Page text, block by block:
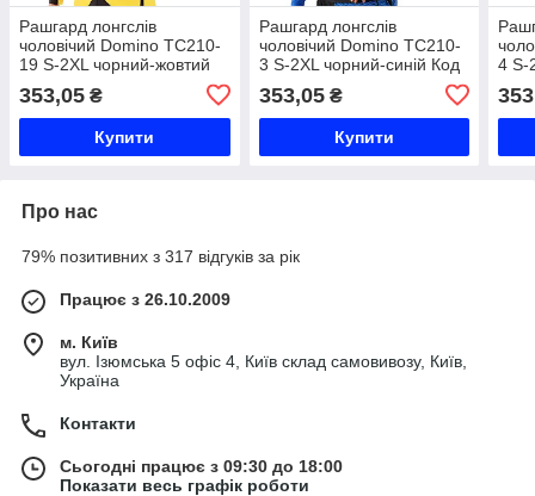
Рашгард лонгслів
чоловічий Domino TC210-
19 S-2XL чорний-жовтий
353,05 ₴
Купити
Рашгард лонгслів
чоловічий Domino TC210-
3 S-2XL чорний-синій Код
353,05₴
Купити
4 S-
Про нас
79% позитивних з 317 відгуків за рік
Працює з 26.10.2009
м. Київ
вул. Ізюмська 5 офіс 4, Київ склад самовивозу, Київ,
Україна
Контакти
Сьогодні працює з 09:30 до 18:00
Показати весь графік роботи